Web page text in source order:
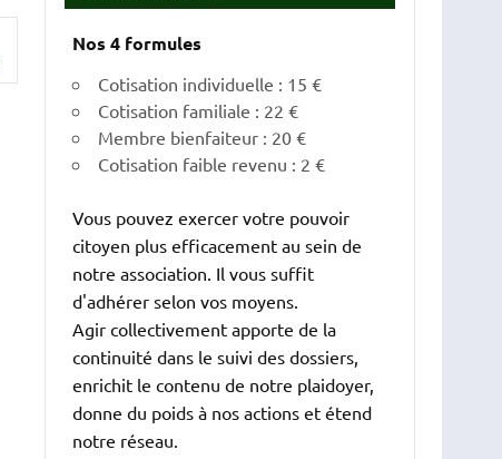
Nos 4 formules
Cotisation individuelle : 15 €
Cotisation familiale : 22 €
Membre bienfaiteur : 20 €
Cotisation faible revenu : 2 €
Vous pouvez exercer votre pouvoir
citoyen plus efficacement au sein de
notre association. Il vous suffit
d'adhérer selon vos moyens.
Agir collectivement apporte de la
continuité dans le suivi des dossiers,
enrichit le contenu de notre plaidoyer,
donne du poids à nos actions et étend
notre réseau.